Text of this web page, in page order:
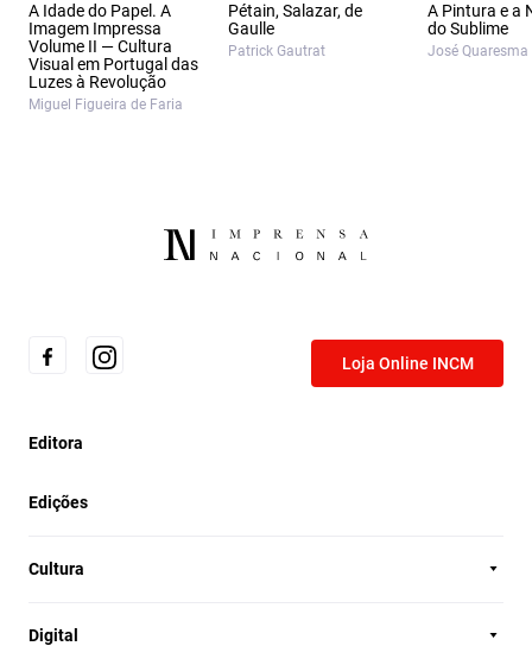
A Idade do Papel. A
Imagem Impressa
Volume II — Cultura
Visual em Portugal das
Luzes à Revolução
Miguel Figueira de Faria
Pétain, Salazar, de
Gaulle
Patrick Gautrat
A Pintura e a
do Sublime
José Quaresma
Loja Online INCM
Editora
Edições
Cultura
Digital